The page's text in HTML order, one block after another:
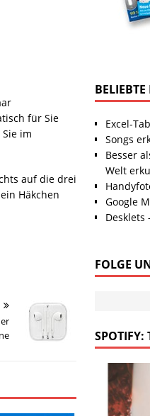
für Sie
im
auf die drei
Häkchen
BELIEBTE
Excel-
Songs
Besser
Welt
Google
Desklets
FOLGE
SPOTIFY: